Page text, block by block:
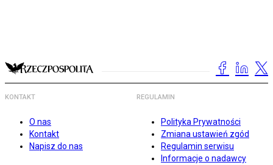
KONTAKT
O nas
Kontakt
Napisz do nas
REGULAMIN
Polityka Prywatności
Zmiana ustawień zgód
Regulamin serwisu
Informacje o nadawcy